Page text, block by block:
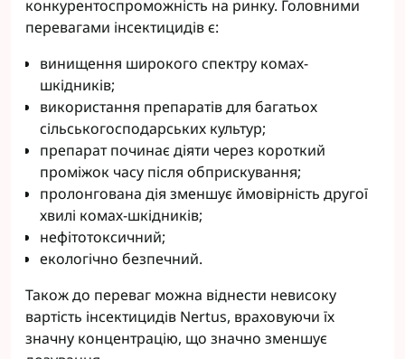
конкурентоспроможність на ринку. Головними
перевагами інсектицидів є:
винищення широкого спектру комах-
шкідників;
використання препаратів для багатьох
сільськогосподарських культур;
препарат починає діяти через короткий
проміжок часу після обприскування;
пролонгована дія зменшує ймовірність другої
хвилі комах-шкідників;
нефітотоксичний;
екологічно безпечний.
Також до переваг можна віднести невисоку
вартість інсектицидів Nertus, враховуючи їх
значну концентрацію, що значно зменшує